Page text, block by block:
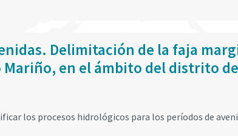
Delimitación de la faja
en el ámbito del distrito de
los procesos hidrológicos para los períodos de